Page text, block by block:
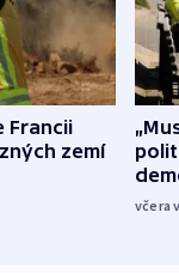
Francii
zemí
včera